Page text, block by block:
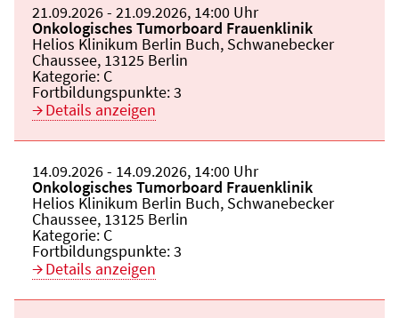
Beginn:
21.09.2026Ende und Anfangszeit:
- 21.09.2026, 14:00 Uhr
Veranstaltungstitel:
Onkologisches Tumorboard Frauenklinik
Veranstaltungsort:
Helios Klinikum Berlin Buch, Schwanebecker
Chaussee, 13125 Berlin
Kategorie: C
Fortbildungspunkte:3
Details anzeigen
Beginn:
14.09.2026Ende und Anfangszeit:
- 14.09.2026, 14:00 Uhr
Veranstaltungstitel:
Onkologisches Tumorboard Frauenklinik
Veranstaltungsort:
Helios Klinikum Berlin Buch, Schwanebecker
Chaussee, 13125 Berlin
Kategorie: C
Fortbildungspunkte:3
Details anzeigen